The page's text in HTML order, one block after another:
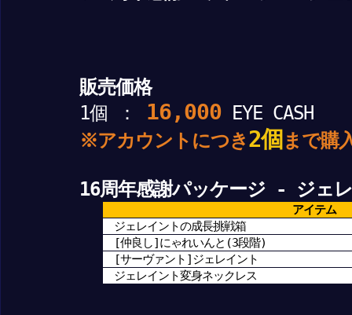
販売価格
1個 ： 16,000 EYE CASH
※アカウントにつき2個 まで購
16周年感謝パッケージ - ジェ
アイテム
ジェレイントの成長挑戦箱
[仲良し]にゃれいんと(3段階)
[サーヴァント]ジェレイント
ジェレイント変身ネックレス